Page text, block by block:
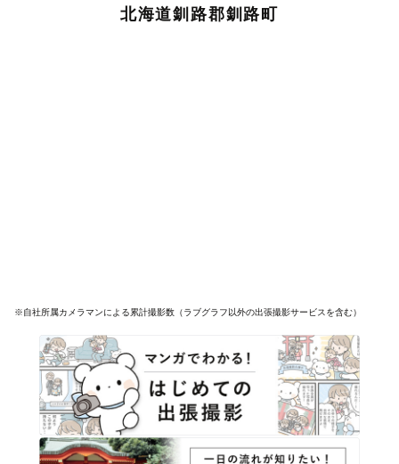
北海道釧路郡釧路町
※自社所属カメラマンによる累計撮影数（ラブグラフ以外の出張撮影サービスを含む）